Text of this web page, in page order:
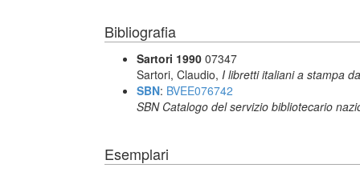
Bibliografia
Sartori 1990 07347
Sartori, Claudio, I libretti italiani a stampa
SBN: BVEE076742
SBN Catalogo del servizio bibliotecario
Esemplari